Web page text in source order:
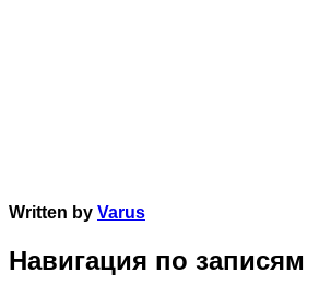
Written by Varus
Навигация по записям